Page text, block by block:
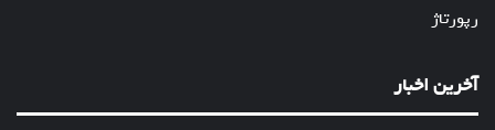
رپورتاژ
آخرین اخبار